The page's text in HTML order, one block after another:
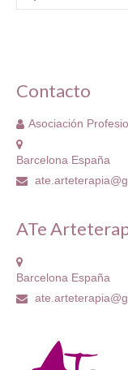
Grupo
Grupo
Grupo
Jornadas de
por:
Contacto
Asociación
Barcelona España
ATe
Barcelona España